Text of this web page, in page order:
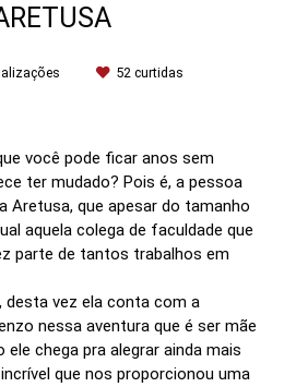
52 curtidas
você pode ficar anos sem
ter mudado? Pois é, a pessoa
Aretusa, que apesar do tamanho
aquela colega de faculdade que
parte de tantos trabalhos em
desta vez ela conta com a
nessa aventura que é ser mãe
chega pra alegrar ainda mais
que nos proporcionou uma